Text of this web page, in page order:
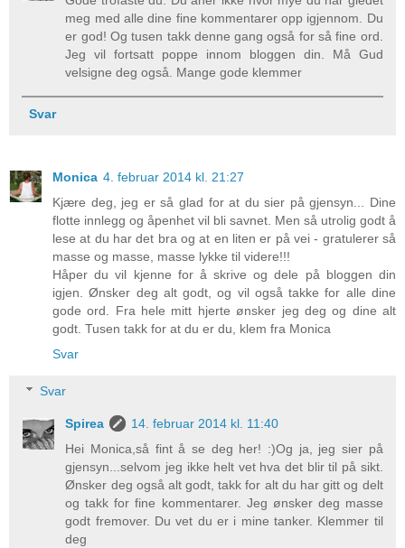
meg med alle dine fine kommentarer opp igjennom. Du
er god! Og tusen takk denne gang også for så fine ord.
Jeg vil fortsatt poppe innom bloggen din. Må Gud
velsigne deg også. Mange gode klemmer
Svar
Monica 4. februar 2014 kl. 21:27
Kjære deg, jeg er så glad for at du sier på gjensyn... Dine
flotte innlegg og åpenhet vil bli savnet. Men så utrolig godt å
lese at du har det bra og at en liten er på vei - gratulerer så
masse og masse, masse lykke til videre!!!
Håper du vil kjenne for å skrive og dele på bloggen din
igjen. Ønsker deg alt godt, og vil også takke for alle dine
gode ord. Fra hele mitt hjerte ønsker jeg deg og dine alt
godt. Tusen takk for at du er du, klem fra Monica
Svar
Svar
Spirea
14. februar 2014 kl. 11:40
Hei Monica,så fint å se deg her! :)Og ja, jeg sier på
gjensyn...selvom jeg ikke helt vet hva det blir til på sikt.
Ønsker deg også alt godt, takk for alt du har gitt og delt
og takk for fine kommentarer. Jeg ønsker deg masse
godt fremover. Du vet du er i mine tanker. Klemmer til
deg